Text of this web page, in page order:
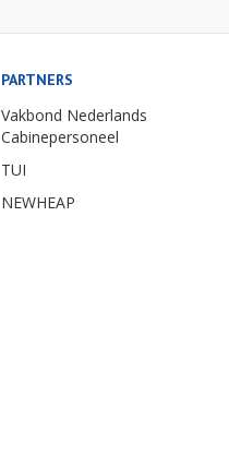
PARTNERS
Vakbond Nederlands
Cabinepersoneel
TUI
NEWHEAP